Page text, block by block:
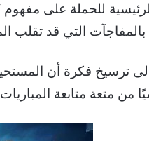
للحملة على
بالمفاجآت التي قد تقلب
ترسيخ فكرة أن
من متعة متابعة